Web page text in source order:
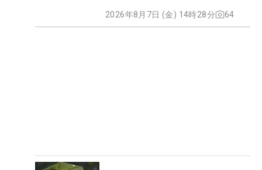
2026年8月7日 (金) 14時28分 64